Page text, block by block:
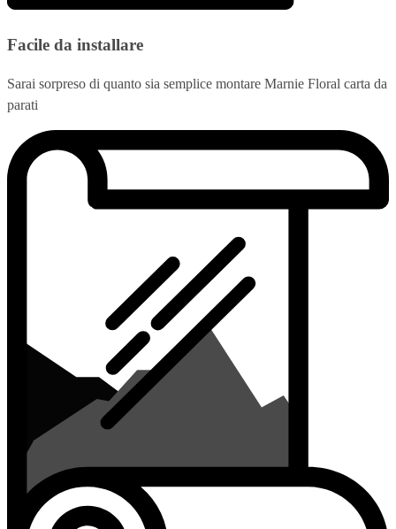
Facile da installare
Sarai sorpreso di quanto sia semplice montare Marnie Floral carta da
parati